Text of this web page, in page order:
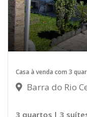
Casa à venda com 3
Barra do Rio
3 quartos | 3